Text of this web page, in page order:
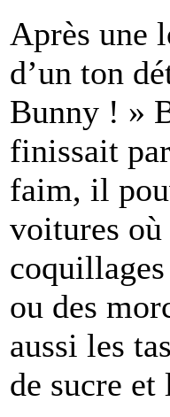
Après une
d’un ton
Bunny ! »
finissait
faim, il
voitures où
ou des
aussi les
de sucre et